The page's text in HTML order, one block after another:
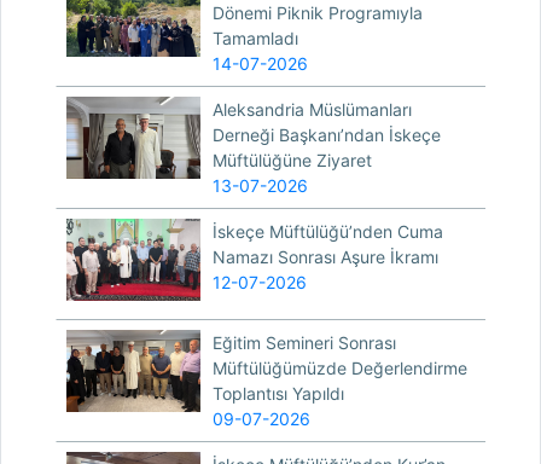
Dönemi Piknik Programıyla
Tamamladı
14-07-2026
Aleksandria Müslümanları
Derneği Başkanı’ndan İskeçe
Müftülüğüne Ziyaret
13-07-2026
İskeçe Müftülüğü’nden Cuma
Namazı Sonrası Aşure İkramı
12-07-2026
Eğitim Semineri Sonrası
Müftülüğümüzde Değerlendirme
Toplantısı Yapıldı
09-07-2026